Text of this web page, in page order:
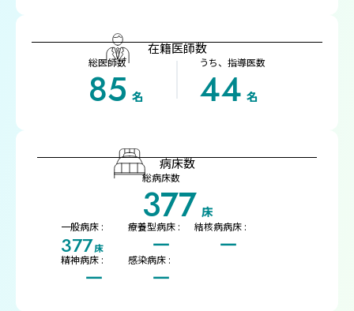
在籍医師数
総医師数
85 名
うち、指導医数
44 名
病床数
総病床数
377 床
一般病床 :
377床
療養型病床 :
ー
結核病病床 :
ー
精神病床 :
ー
感染病床 :
ー